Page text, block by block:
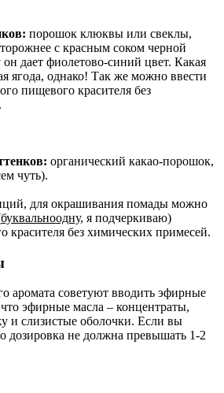
порошок клюквы или свеклы,
с красным соком черной
дает фиолетово-синий цвет. Какая
ягода, однако! Так же можно ввести
пищевого красителя без
органический какао-порошок,
чуть).
для окрашивания помады можно
буквальноодну, я подчеркиваю)
красителя без химических примесей.
аромата советуют вводить эфирные
эфирные масла – концентраты,
и слизистые оболочки. Если вы
дозировка не должна превышать 1-2